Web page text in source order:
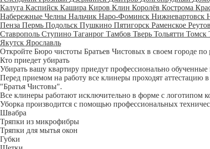
Калуга Каспийск Кашира Киров Клин Королёв Кострома
Набережные Челны Нальчик Наро-Фоминск Нижневартовск
Пенза Пермь Подольск Пушкино Пятигорск Раменское Реутов
Ставрополь Ступино Таганрог Тамбов Тверь Тольятти Томск
Якутск Ярославль
Откройте Бюро чистоты Братьев Чистовых в своем городе по
Кто приедет убирать
Убирать вашу квартиру приедут профессионально
Перед приемом на работу все клинеры проходят аттестацию
"Братья Чистовы".
Все клинеры работают исключительно в форме с логотипом
Уборка производится с помощью профессиональных
Швабра
Тряпки из микрофибры
Тряпки для мытья окон
Губки